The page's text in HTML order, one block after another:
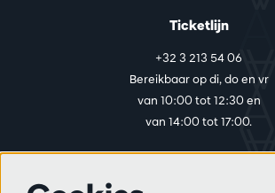
Ticketlijn
+32 3 213 54 06
Bereikbaar op di, do en vr
van 10:00 tot 12:30 en
van 14:00 tot 17:00.